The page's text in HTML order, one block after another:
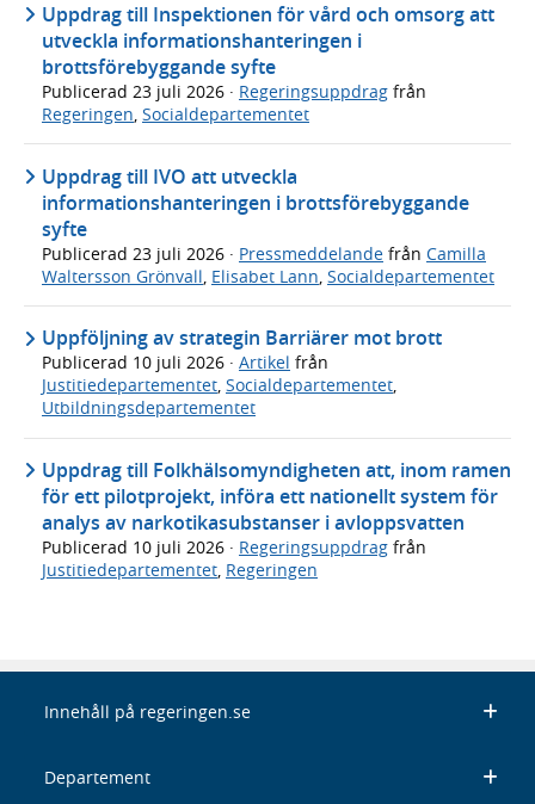
Uppdrag till Inspektionen för vård och omsorg att
utveckla informationshanteringen i
brottsförebyggande syfte
Publicerad 23 juli 2026 · Regeringsuppdrag från
Regeringen, Socialdepartementet
Uppdrag till IVO att utveckla
informationshanteringen i brottsförebyggande
syfte
Publicerad 23 juli 2026 · Pressmeddelande från Camilla
Waltersson Grönvall Elisabet Lann Socialdepartementet
Uppföljning av strategin Barriärer mot brott
Publicerad 10 juli 2026 · Artikel från
Justitiedepartementet, Socialdepartementet,
Utbildningsdepartementet
Uppdrag till Folkhälsomyndigheten att, inom ramen
för ett pilotprojekt, införa ett nationellt system för
analys av narkotikasubstanser i avloppsvatten
Publicerad 10 juli 2026 · Regeringsuppdrag från
Justitiedepartementet, Regeringen
Innehåll på regeringen.se
Departement